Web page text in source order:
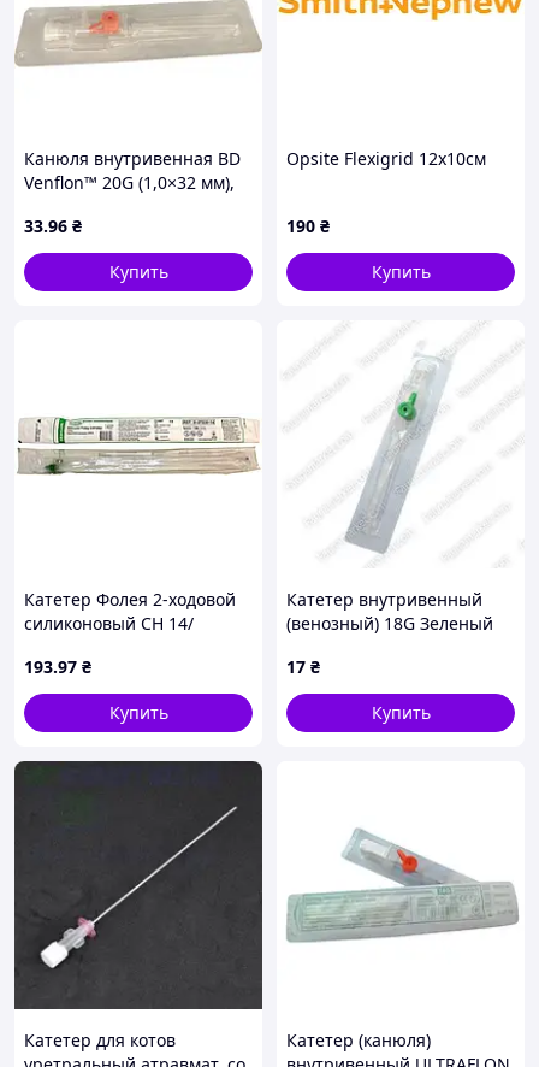
Канюля внутривенная BD
Venflon™ 20G (1,0×32 мм),
портом, стерильная
33.96 ₴
Купить
Opsite Flexigrid 12x10см
190 ₴
Купить
Катетер Фолея 2-ходовой
силиконовый СН 14/
193.97 ₴
Купить
Катетер внутривенный
(венозный) 18G Зеленый
17 ₴
Купить
Катетер для котов
Катетер (канюля)